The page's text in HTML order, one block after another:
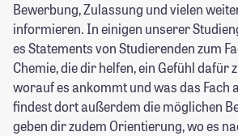
Bewerbung, Zulassung und vielen
informieren. In einigen unserer
es Statements von Studierenden zum
Chemie, die dir helfen, ein Gefühl dafür
worauf es ankommt und was das Fach
findest dort außerdem die möglichen
geben dir zudem Orientierung, wo es